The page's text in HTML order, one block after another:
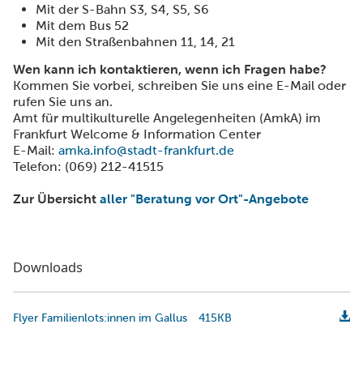
Mit der S-Bahn S3, S4, S5, S6
Mit dem Bus 52
Mit den Straßenbahnen 11, 14, 21
Wen kann ich kontaktieren, wenn ich Fragen habe?
Kommen Sie vorbei, schreiben Sie uns eine E-Mail oder
rufen Sie uns an.
Amt für multikulturelle Angelegenheiten (AmkA) im
Frankfurt Welcome & Information Center
E-Mail: amka.info@stadt-frankfurt.de
Telefon: (069) 212-41515
Zur Übersicht aller "Beratung vor Ort"-Angebote
Downloads
Flyer Familienlots:innen im Gallus 415KB